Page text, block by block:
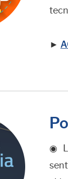
►
◉